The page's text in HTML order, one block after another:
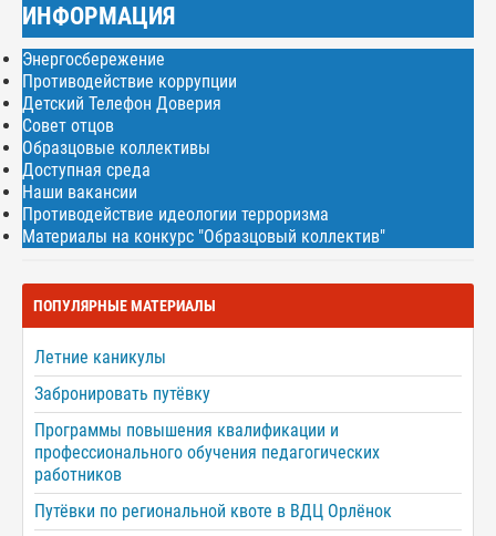
ИНФОРМАЦИЯ
Энергосбережение
Противодействие коррупции
Детский Телефон Доверия
Совет отцов
Образцовые коллективы
Доступная среда
Наши вакансии
Противодействие идеологии терроризма
Материалы на конкурс "Образцовый коллектив"
ПОПУЛЯРНЫЕ МАТЕРИАЛЫ
Летние каникулы
Забронировать путёвку
Программы повышения квалификации и
профессионального обучения педагогических
работников
Путёвки по региональной квоте в ВДЦ Орлёнок